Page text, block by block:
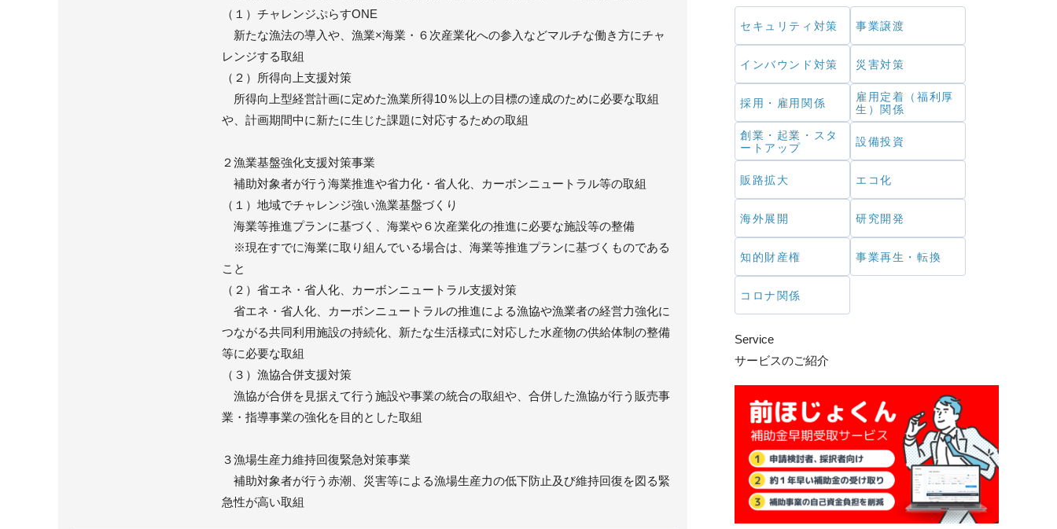
（１）チャレンジぷらすONE
新たな漁法の導入や、漁業×海業・６次産業化への参入などマルチな働き方にチャ
レンジする取組
（２）所得向上支援対策
所得向上型経営計画に定めた漁業所得10％以上の目標の達成のために必要な取組
や、計画期間中に新たに生じた課題に対応するための取組
２漁業基盤強化支援対策事業
補助対象者が行う海業推進や省力化・省人化、カーボンニュートラル等の取組
（１）地域でチャレンジ強い漁業基盤づくり
海業等推進プランに基づく、海業や６次産業化の推進に必要な施設等の整備
※現在すでに海業に取り組んでいる場合は、海業等推進プランに基づくものである
こと
（２）省エネ・省人化、カーボンニュートラル支援対策
省エネ・省人化、カーボンニュートラルの推進による漁協や漁業者の経営力強化に
つながる共同利用施設の持続化、新たな生活様式に対応した水産物の供給体制の整備
等に必要な取組
（３）漁協合併支援対策
漁協が合併を見据えて行う施設や事業の統合の取組や、合併した漁協が行う販売事
業・指導事業の強化を目的とした取組
３漁場生産力維持回復緊急対策事業
補助対象者が行う赤潮、災害等による漁場生産力の低下防止及び維持回復を図る緊
急性が高い取組
セキュリティ対策 事業譲渡
インバウンド対策 災害対策
採用・雇用関係
雇用定着（福利厚
生）関係
創業・起業・スタ
ートアップ
設備投資
販路拡大 エコ化
海外展開 研究開発
知的財産権 事業再生・転換
コロナ関係
Service
サービスのご紹介